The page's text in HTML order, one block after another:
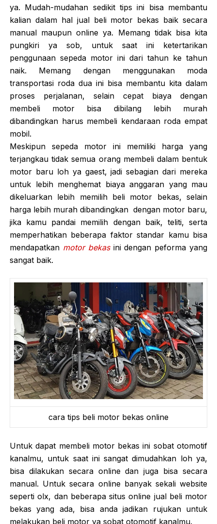
ya. Mudah-mudahan sedikit tips ini bisa membantu
kalian dalam hal jual beli motor bekas baik secara
manual maupun online ya. Memang tidak bisa kita
pungkiri ya sob, untuk saat ini ketertarikan
penggunaan sepeda motor ini dari tahun ke tahun
naik. Memang dengan menggunakan moda
transportasi roda dua ini bisa membantu kita dalam
proses perjalanan, selain cepat biaya dengan
membeli motor bisa dibilang lebih murah
dibandingkan harus membeli kendaraan roda empat
mobil.
Meskipun sepeda motor ini memiliki harga yang
terjangkau tidak semua orang membeli dalam bentuk
motor baru loh ya gaest, jadi sebagian dari mereka
untuk lebih menghemat biaya anggaran yang mau
dikeluarkan lebih memilih beli motor bekas, selain
harga lebih murah dibandingkan dengan motor baru,
jika kamu pandai memilih dengan baik, teliti, serta
memperhatikan beberapa faktor standar kamu bisa
mendapatkan motor bekasini dengan peforma yang
sangat baik.
cara tips beli motor bekas online
Untuk dapat membeli motor bekas ini sobat otomotif
kanalmu, untuk saat ini sangat dimudahkan loh ya,
bisa dilakukan secara online dan juga bisa secara
manual. Untuk secara online banyak sekali website
seperti olx, dan beberapa situs online jual beli motor
bekas yang ada, bisa anda jadikan rujukan untuk
melakukan beli motor ya sobat otomotif kanalmu.